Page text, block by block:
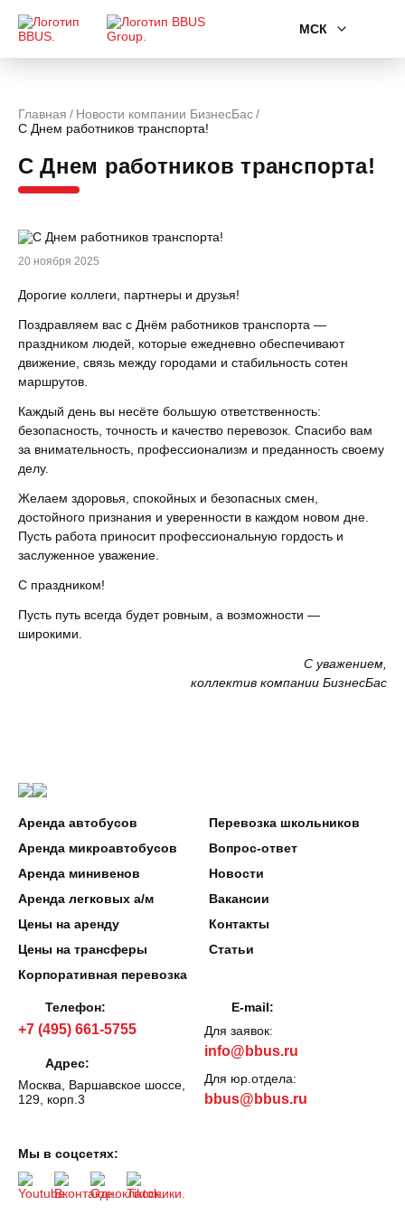
МСК
Главная
Новости компании БизнесБас
С Днем работников транспорта!
С Днем работников транспорта!
20 ноября 2025
Дорогие коллеги, партнеры и друзья!
Поздравляем вас с Днём работников транспорта —
праздником людей, которые ежедневно обеспечивают
движение, связь между городами и стабильность сотен
маршрутов.
Каждый день вы несёте большую ответственность:
безопасность, точность и качество перевозок. Спасибо вам
за внимательность, профессионализм и преданность своему
делу.
Желаем здоровья, спокойных и безопасных смен,
достойного признания и уверенности в каждом новом дне.
Пусть работа приносит профессиональную гордость и
заслуженное уважение.
С праздником!
Пусть путь всегда будет ровным, а возможности —
широкими.
С уважением,
коллектив компании БизнесБас
Аренда автобусов
Аренда микроавтобусов
Аренда минивенов
Аренда легковых а/м
Цены на аренду
Цены на трансферы
Корпоративная перевозка
Перевозка школьников
Вопрос-ответ
Новости
Вакансии
Контакты
Статьи
Телефон:
+7 (495) 661-5755
Адрес:
Москва, Варшавское шоссе,
129, корп.3
E-mail:
Для заявок:
info@bbus.ru
Для юр.отдела:
bbus@bbus.ru
Мы в соцсетях: